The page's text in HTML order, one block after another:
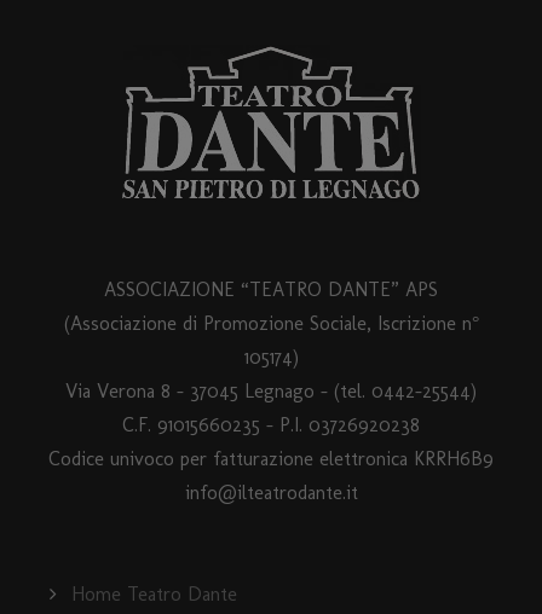
ASSOCIAZIONE “TEATRO DANTE” APS
(Associazione di Promozione Sociale, Iscrizione n°
105174)
Via Verona 8 – 37045 Legnago – (tel. 0442-25544)
C.F. 91015660235 - P.I. 03726920238
Codice univoco per fatturazione elettronica KRRH6B9
info@ilteatrodante.it
Home Teatro Dante